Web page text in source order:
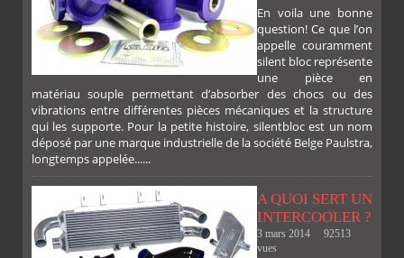
FACEBOOKTWITTERGOOGLEPINTEREST
PLUS
En voila une bonne
question! Ce que l’on
appelle couramment
silent bloc représente
une pièce en
matériau souple permettant d’absorber des chocs ou des
vibrations entre différentes pièces mécaniques et la structure
qui les supporte. Pour la petite histoire, silentbloc est un nom
déposé par une marque industrielle de la société Belge Paulstra,
longtemps appelée......
A QUOI SERT UN
INTERCOOLER ?
3 mars 2014
92513
vues